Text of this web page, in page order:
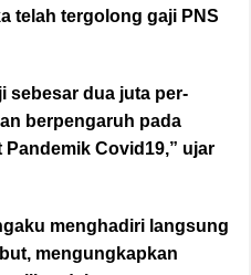
telah tergolong gaji PNS
sebesar dua juta per-
berpengaruh pada
Covid19,” ujar
menghadiri langsung
mengungkapkan